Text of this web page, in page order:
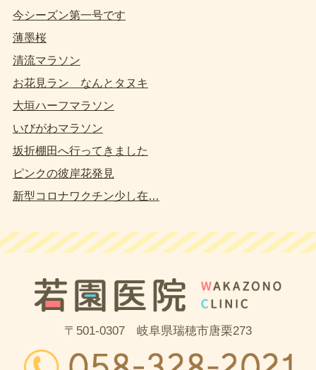
今シーズン第一号です
薄墨桜
清流マラソン
お花見ラン なんとタヌキ
大垣ハーフマラソン
いびがわマラソン
坂折棚田へ行ってきました
ピンクの彼岸花発見
新型コロナワクチン少し在…
〒501-0307 岐阜県瑞穂市唐栗273